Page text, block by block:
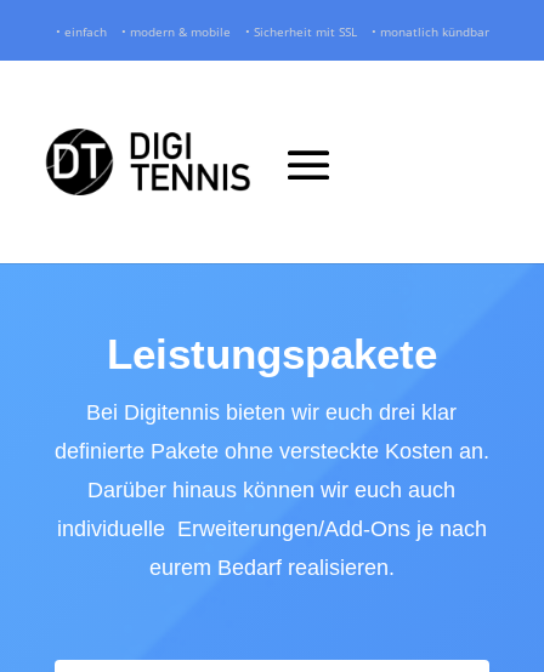
• einfach • modern & mobile • Sicherheit mit SSL • monatlich kündbar
Leistungspakete
Bei Digitennis bieten wir euch drei klar
definierte Pakete ohne versteckte Kosten an.
Darüber hinaus können wir euch auch
individuelle Erweiterungen/Add-Ons je nach
eurem Bedarf realisieren.